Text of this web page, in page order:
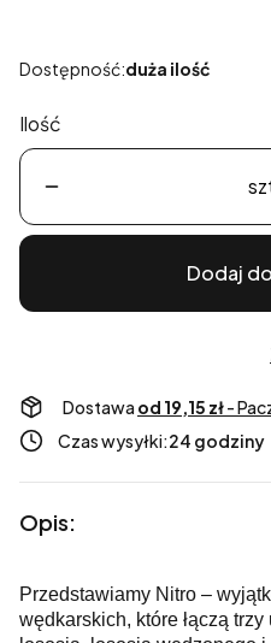
Dostępność:duża ilość
Ilość
Dodaj
Dostawa od 19,15 zł-
Czas wysyłki:24 godziny
Opis:
Przedstawiamy Nitro –
wędkarskich, które łączą